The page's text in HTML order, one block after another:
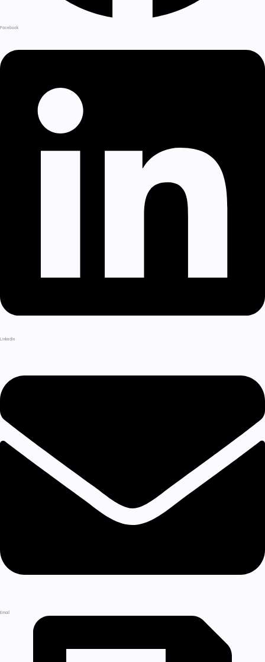
Facebook
LinkedIn
Email